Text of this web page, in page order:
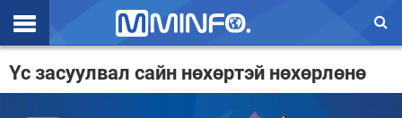
Эхлэл
Үс засуулвал сайн нөхөртэй нөхөрлөнө